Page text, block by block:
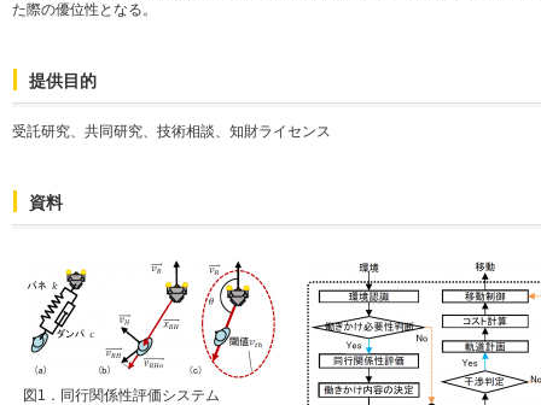
た際の優位性となる。
提供目的
受託研究、共同研究、技術相談、知財ライセンス
資料
図1．同行関係性評価システム